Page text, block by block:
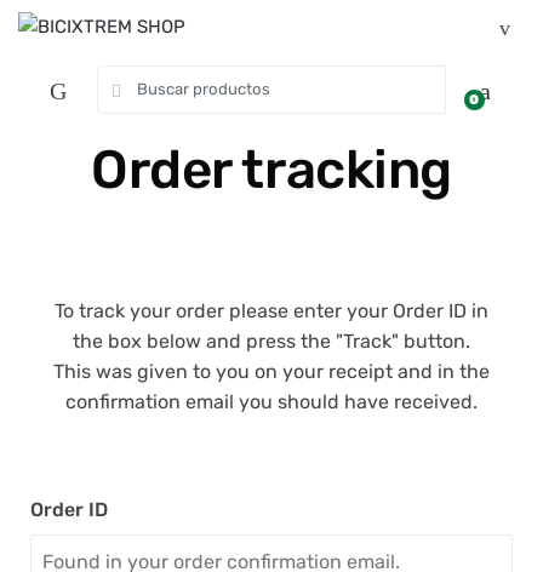
0
Order tracking
To track your order please enter your Order ID in
the box below and press the "Track" button.
This was given to you on your receipt and in the
confirmation email you should have received.
Order ID